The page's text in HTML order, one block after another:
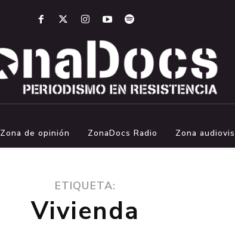
Zona de opinión ZonaDocs Radio Zona
ETIQUETA:
Vivienda